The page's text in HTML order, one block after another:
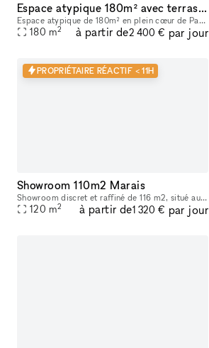
Espace atypique 180m² avec terrasse — Bar Marais / République — Showroom, shooting, pop-up restaurant, défilé
Espace atypique de 180m² en plein cœur de Paris (3e arrondissement), à deux pas des métros République et Temple. Ce bar à cocktails centenaire fondé en 1923 offre un cadre unique et scénographiable p
180 m2 à partir de2 400 € par jour
PROPRIÉTAIRE RÉACTIF < 11H
Showroom 110m2 Marais
Showroom discret et raffiné de 116 m2, situé au 147 rue du Temple – 75003 PARIS, en fond de cour. Dans un pur style industriel avec ses murs blancs et son sol en béton, il bénéficie d’une lumière du
120 m2 à partir de1 320 € par jour